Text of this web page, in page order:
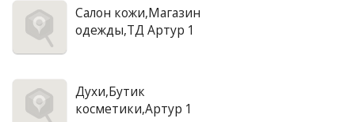
Салон кожи,Магазин
одежды,ТД Артур 1
Духи,Бутик
косметики,Артур 1